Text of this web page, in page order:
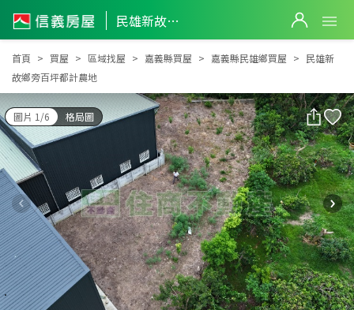
民雄新故鄉旁百坪都計農地
民雄新故鄉旁百坪都計農地
首頁 買屋 區域找屋 嘉義縣買屋 嘉義縣民雄鄉買屋
民雄新
故鄉旁百坪都計農地
圖片 1/6 格局圖